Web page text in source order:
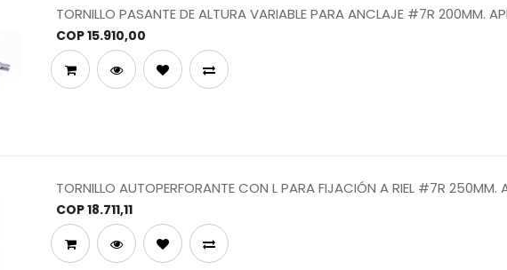
TORNILLO PASANTE DE ALTURA VARIABLE PARA ANCLAJE #7R 200MM.
CORREAS DE ACERO
COP15.910,00
TORNILLO AUTOPERFORANTE CON L PARA FIJACIÓN A RIEL #7R 250MM.
DE MADERA
COP18.711,11